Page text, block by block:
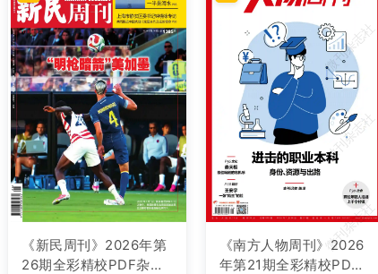
《新民周刊》2026年第
26期全彩精校PDF杂志
《南方人物周刊》2026
年第21期全彩精校PDF
微刊杂志社
微刊杂志社
微刊杂志社